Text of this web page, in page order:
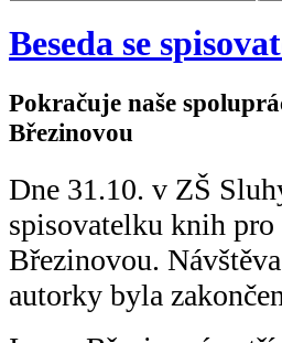
Beseda se
Pokračuje naše
Březinovou
Dne 31.10. v ZŠ
spisovatelku knih
Březinovou.
autorky byla